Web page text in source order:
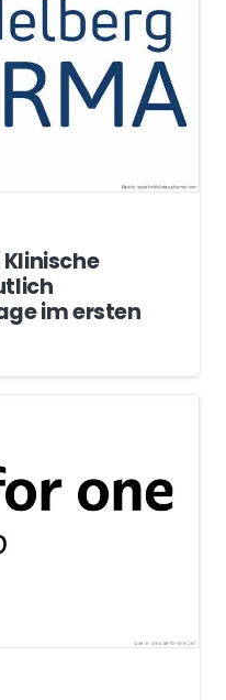
im ersten